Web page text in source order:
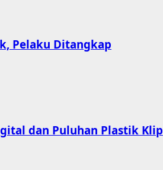
Pelaku Ditangkap
dan Puluhan Plastik Klip